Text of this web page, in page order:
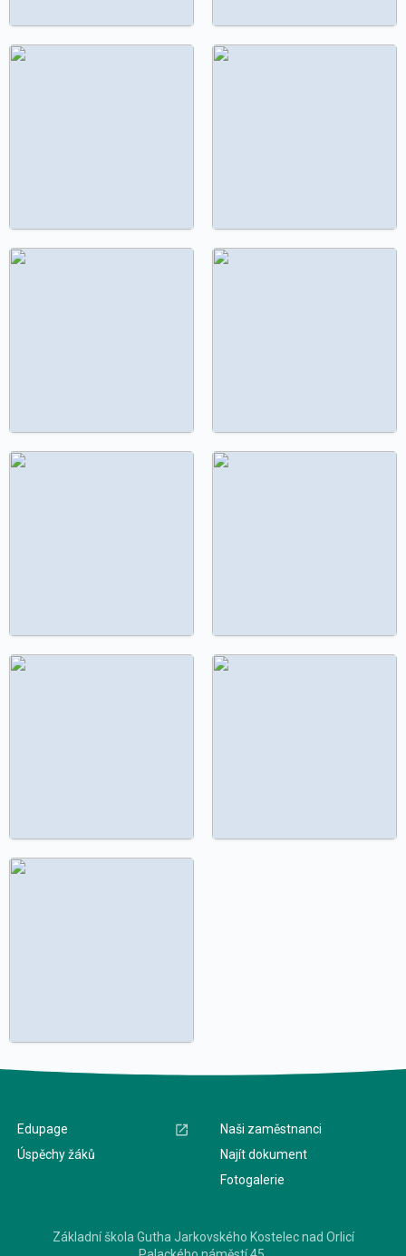
Edupage
Úspěchy žáků
Naši zaměstnanci
Najít dokument
Fotogalerie
Základní škola Gutha Jarkovského Kostelec nad Orlicí